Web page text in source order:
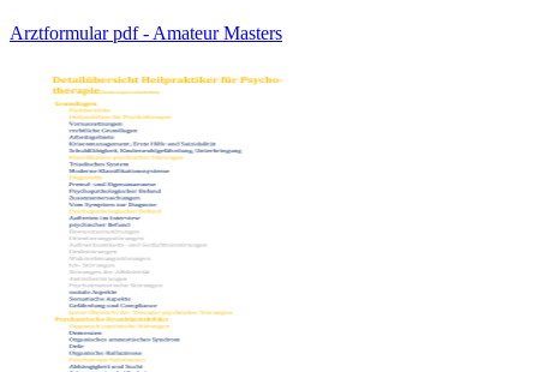
Arztformular pdf - Amateur Masters